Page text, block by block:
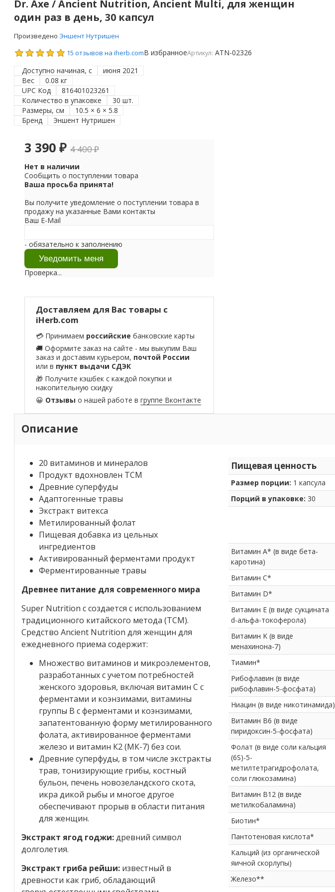
Dr. Axe / Ancient Nutrition, Ancient Multi, для женщин
один раз в день, 30 капсул
Произведено Эншент Нутришен
15 отзывов на iherb.comВ избранноеАртикул: ATN-02326
Доступно начиная, с
июня 2021
Вес
0.08 кг
UPC Код
816401023261
Количество в упаковке
30 шт.
Размеры, см
10.5 × 6 × 5.8
Бренд
Эншент Нутришен
3 390 ₽ 4 400₽
Нет в наличии
Сообщить о поступлении товара
Ваша просьба принята!
Вы получите уведомление о поступлении товара в
продажу на указанные Вами контакты
Ваш E-Mail
- обязательно к заполнению
Проверка...
Доставляем для Вас товары с
iHerb.com
💳 Принимаем российские банковские карты
🚚 Оформите заказ на сайте - мы выкупим Ваш
заказ и доставим курьером, почтой России
или в пункт выдачи СДЭК
🎁 Получите кэшбек с каждой покупки и
накопительную скидку
😀 Отзывы о нашей работе вгруппе Вконтакте
Описание
Пищевая ценность
Размер порции: 1 капсула
Порций в упаковке: 30
Витамин A* (в виде бета-
каротина)
Витамин C*
Витамин D*
Витамин E (в виде сукцината
d-альфа-токоферола)
Витамин K (в виде
менахинона-7)
Тиамин*
Рибофлавин (в виде
рибофлавин-5-фосфата)
Ниацин (в виде никотинамида)
Витамин В6 (в виде
пиридоксин-5-фосфата)
Фолат (в виде соли кальция
(6S)-5-
метилтетрагидрофолата,
соли глюкозамина)
Витамин В12 (в виде
метилкобаламина)
Биотин*
Пантотеновая кислота*
Кальций (из органической
яичной скорлупы)
Железо**
20 витаминов и минералов
Продукт вдохновлен TCM
Древние суперфуды
Адаптогенные травы
Экстракт витекса
Метилированный фолат
Пищевая добавка из цельных
ингредиентов
Активированный ферментами продукт
Ферментированные травы
Древнее питание для современного мира
Super Nutrition с создается с использованием
традиционного китайского метода (TCM).
Средство Ancient Nutrition для женщин для
ежедневного приема содержит:
Множество витаминов и микроэлементов,
разработанных с учетом потребностей
женского здоровья, включая витамин С с
ферментами и коэнзимами, витамины
группы В с ферментами и коэнзимами,
запатентованную форму метилированного
фолата, активированное ферментами
железо и витамин К2 (МК-7) без сои.
Древние суперфуды, в том числе экстракты
трав, тонизирующие грибы, костный
бульон, печень новозеландского скота,
икра дикой рыбы и многое другое
обеспечивают прорыв в области питания
для женщин.
Экстракт ягод годжи:древний символ
долголетия.
Экстракт гриба рейши: известный в
древности как гриб, обладающий